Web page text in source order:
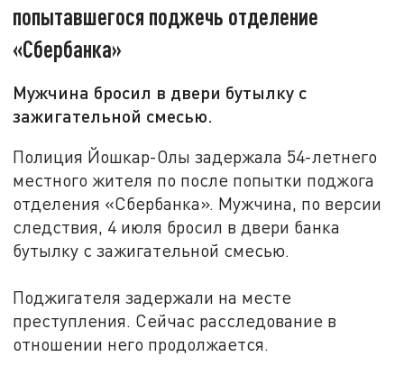
попытавшегося поджечь отделение
«Сбербанка»
Мужчина бросил в двери бутылку с
зажигательной смесью.
Полиция Йошкар-Олы задержала 54-летнего
местного жителя по после попытки поджога
отделения «Сбербанка». Мужчина, по версии
следствия, 4 июля бросил в двери банка
бутылку с зажигательной смесью.
Поджигателя задержали на месте
преступления. Сейчас расследование в
отношении него продолжается.